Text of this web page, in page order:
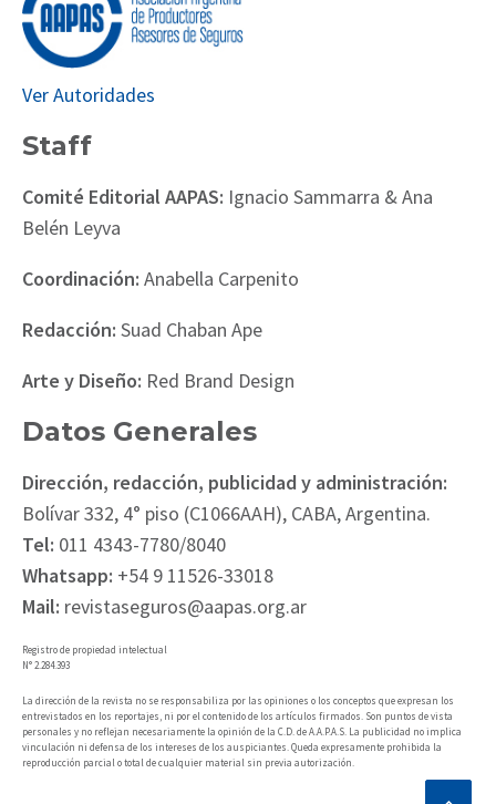
Ver Autoridades
Staff
Comité Editorial AAPAS: Ignacio Sammarra & Ana
Belén Leyva
Coordinación: Anabella Carpenito
Redacción: Suad Chaban Ape
Arte y Diseño: Red Brand Design
Datos Generales
Dirección, redacción, publicidad y administración:
Bolívar 332, 4° piso (C1066AAH), CABA, Argentina.
Tel: 011 4343-7780/8040
Whatsapp: +54 9 11526-33018
Mail: revistaseguros@aapas.org.ar
Registro de propiedad intelectual
N° 2.284.393
La dirección de la revista no se responsabiliza por las opiniones o los conceptos que expresan los
entrevistados en los reportajes, ni por el contenido de los artículos firmados. Son puntos de vista
personales y no reflejan necesariamente la opinión de la C.D. de A.A.P.A.S. La publicidad no implica
vinculación ni defensa de los intereses de los auspiciantes. Queda expresamente prohibida la
reproducción parcial o total de cualquier material sin previa autorización.